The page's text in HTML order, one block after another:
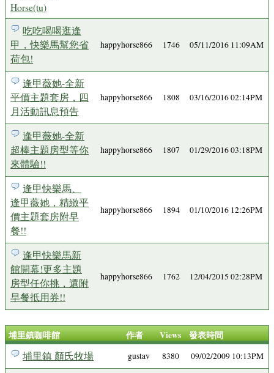
Horse(tu)
吃吃喝喝逛逢
甲，快樂馬幫您省
荷包!
happyhorse866 1746 05/11/2016 11:09AM
逢甲薇她-全新
平價主題套房，四
月活動訊息預告
happyhorse866 1808 03/16/2016 02:14PM
逢甲薇她-全新
超棒主題房型等你
來體驗!!
happyhorse866 1807 01/29/2016 03:18PM
逢甲快樂馬、
逢甲薇她，精緻平
價主題套房附早
餐!!
happyhorse866 1894 01/10/2016 12:26PM
逢甲快樂馬新
館開幕!更多主題
房型任你挑，還附
早餐抵用券!!
happyhorse866 1762 12/04/2015 02:28PM
埔里鎮咖啡館 作者 Views 發表時間
埔里鎮 顏氏牧場 gustav 8380 09/02/2009 10:13PM